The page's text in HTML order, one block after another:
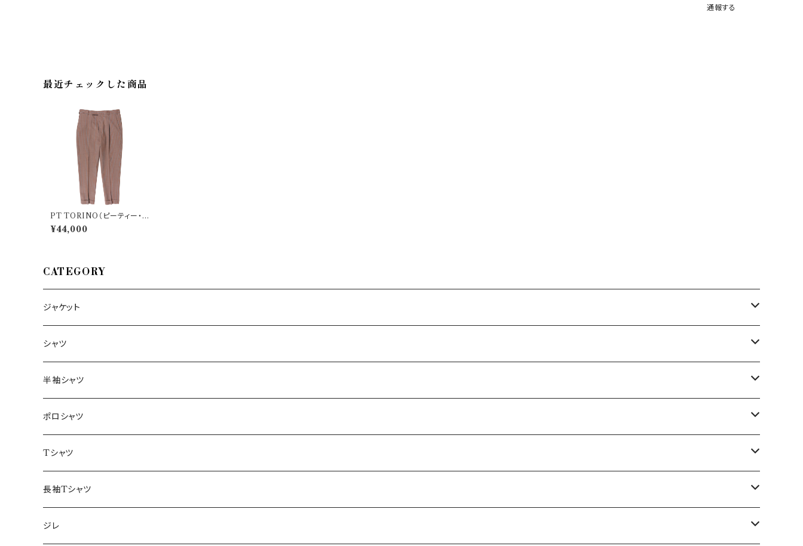
通報する
最近チェックした商品
PT TORINO（ピーティー・ト
リノ） パンツ REBEL FIT 32
650
¥44,000
CATEGORY
ジャケット
～44/S
46/M
48/L
50/XL～
シャツ
～44/S
46/M
48/L
50/XL～
半袖シャツ
～44/S
46/M
48/L
50/XL～
ポロシャツ
～44/S
46/M
48/L
Tシャツ
～44/S
46/M
長袖Tシャツ
～44/S
ジレ